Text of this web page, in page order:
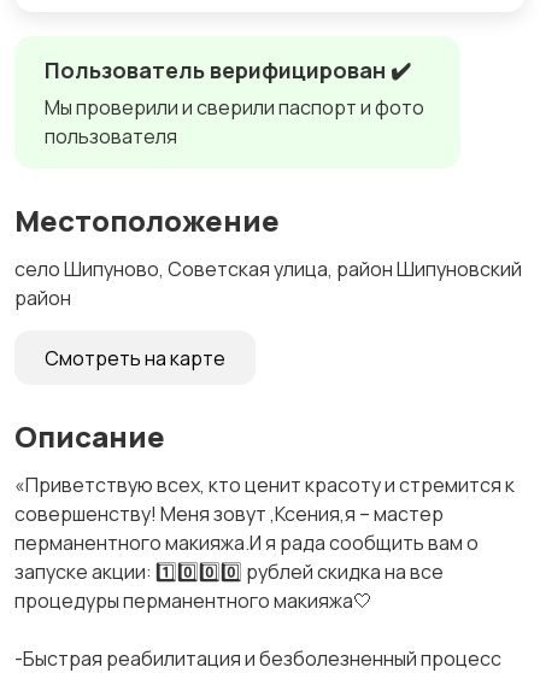
Пользователь верифицирован ✔️
Мы проверили и сверили паспорт и фото
пользователя
Местоположение
село Шипуново, Советская улица, район Шипуновский
район
Смотреть на карте
Описание
«Приветствую всех, кто ценит красоту и стремится к
совершенству! Меня зовут ,Ксения,я – мастер
перманентного макияжа.И я рада сообщить вам о
запуске акции: 1️⃣0️⃣0️⃣0️⃣ рублей скидка на все
процедуры перманентного макияжа🤍
-Быстрая реабилитация и безболезненный процесс